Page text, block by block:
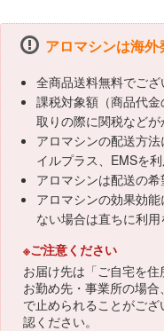
アロマシンは海外
全商品送料無料でござ
課税対象額（商品代
取りの際に関税などが
アロマシンの配送方
イルプラス、EMSを利
アロマシンは配送の希
アロマシンの効果効
ない場合は直ちに利用
※ご注意ください
お届け先は「ご自宅を
お勤め先・事業所の場
で止められることがご
認ください。